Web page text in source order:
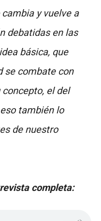
y vuelve a
debatidas en las
básica, que
se combate con
el del
también lo
de nuestro
completa: